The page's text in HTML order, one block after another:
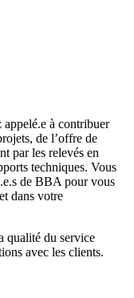
à contribuer
de l’offre de
par les relevés en
techniques. Vous
de BBA pour vous
dans votre
qualité du service
avec les clients.